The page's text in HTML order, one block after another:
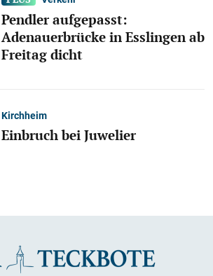
Pendler aufgepasst:
Adenauerbrücke in Esslingen ab
Freitag dicht
Kirchheim
Einbruch bei Juwelier